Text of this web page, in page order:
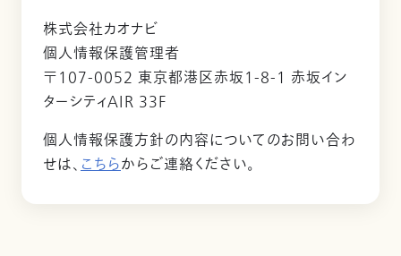
株式会社カオナビ
個人情報保護管理者
〒107-0052 東京都港区赤坂1-8-1 赤坂イン
ターシティAIR 33F
個人情報保護方針の内容についてのお問い合わ
せは、こちらからご連絡ください。